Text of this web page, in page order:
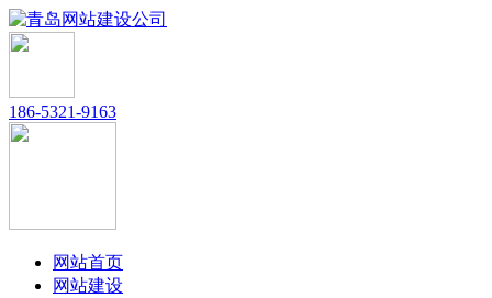
186-5321-9163
网站首页
网站建设